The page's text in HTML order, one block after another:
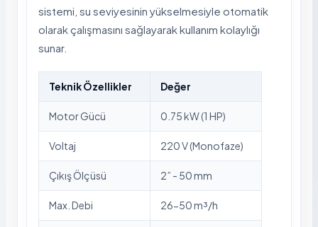
sistemi, su seviyesinin yükselmesiyle otomatik
olarak çalışmasını sağlayarak kullanım kolaylığı
sunar.
Teknik Özellikler Değer
Motor Gücü 0.75 kW (1 HP)
Voltaj 220 V (Monofaze)
Çıkış Ölçüsü 2” - 50 mm
Max. Debi 26-50 m³/h